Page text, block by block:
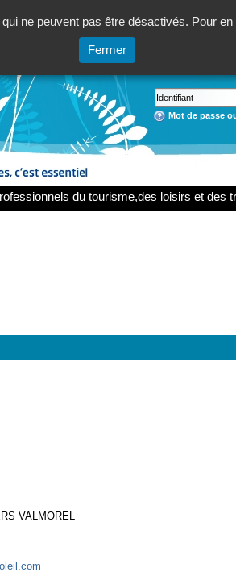
ne peuvent pas être désactivés. Pour
Fermer
Mot de passe
du tourisme,des loisirs et des
VALMOREL